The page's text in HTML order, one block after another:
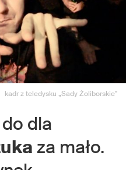
kadr z teledysku „Sady Żoliborskie"
dla
za mało.